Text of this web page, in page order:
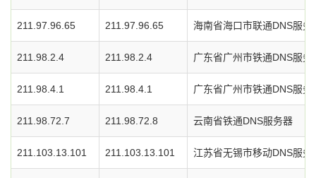
211.97.96.65 211.97.96.65 海南省海口市联通DNS服务
211.98.2.4 211.98.2.4 广东省广州市铁通DNS服务
211.98.4.1 211.98.4.1 广东省广州市铁通DNS服务
211.98.72.7 211.98.72.8 云南省铁通DNS服务器
211.103.13.101 211.103.13.101 江苏省无锡市移动DNS服务